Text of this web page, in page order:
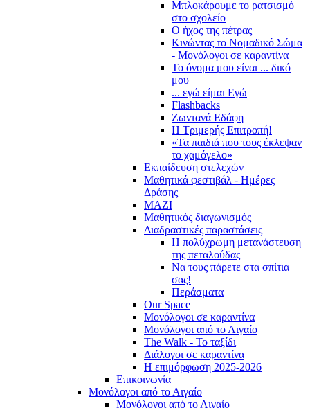
Μπλοκάρουμε το ρατσισμό
στο σχολείο
Ο ήχος της πέτρας
Κινώντας το Νομαδικό Σώμα
- Μονόλογοι σε καραντίνα
Το όνομα μου είναι ... δικό
μου
... εγώ είμαι Εγώ
Flashbacks
Ζωντανά Εδάφη
Η Τριμερής Επιτροπή!
«Τα παιδιά που τους έκλεψαν
το χαμόγελο»
Εκπαίδευση στελεχών
Μαθητικά φεστιβάλ - Ημέρες
Δράσης
ΜΑΖΙ
Μαθητικός διαγωνισμός
Διαδραστικές παραστάσεις
Η πολύχρωμη μετανάστευση
της πεταλούδας
Να τους πάρετε στα σπίτια
σας!
Περάσματα
Our Space
Μονόλογοι σε καραντίνα
Μονόλογοι από το Αιγαίο
The Walk - Το ταξίδι
Διάλογοι σε καραντίνα
Η επιμόρφωση 2025-2026
Επικοινωνία
Μονόλογοι από το Αιγαίο
Μονόλογοι από το Αιγαίο